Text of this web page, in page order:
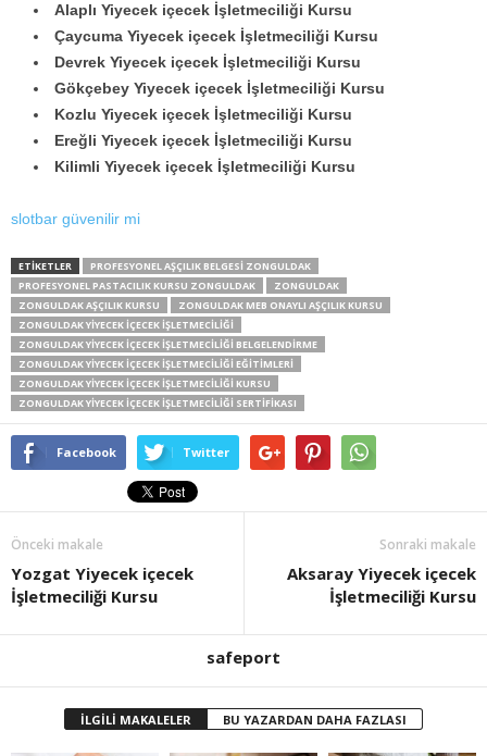
Alaplı Yiyecek içecek İşletmeciliği Kursu
Çaycuma Yiyecek içecek İşletmeciliği Kursu
Devrek Yiyecek içecek İşletmeciliği Kursu
Gökçebey Yiyecek içecek İşletmeciliği Kursu
Kozlu Yiyecek içecek İşletmeciliği Kursu
Ereğli Yiyecek içecek İşletmeciliği Kursu
Kilimli Yiyecek içecek İşletmeciliği Kursu
slotbar güvenilir mi
ETİKETLER
PROFESYONEL AŞÇILIK BELGESI ZONGULDAK
PROFESYONEL PASTACILIK KURSU ZONGULDAK
ZONGULDAK
ZONGULDAK AŞÇILIK KURSU
ZONGULDAK MEB ONAYLI AŞÇILIK KURSU
ZONGULDAK YIYECEK IÇECEK İŞLETMECILIĞI
ZONGULDAK YIYECEK IÇECEK İŞLETMECILIĞI BELGELENDIRME
ZONGULDAK YIYECEK IÇECEK İŞLETMECILIĞI EĞITIMLERI
ZONGULDAK YIYECEK IÇECEK İŞLETMECILIĞI KURSU
ZONGULDAK YIYECEK IÇECEK İŞLETMECILIĞI SERTIFIKASI
Facebook Twitter
Önceki makale
Yozgat Yiyecek içecek
İşletmeciliği Kursu
Sonraki makale
Aksaray Yiyecek içecek
İşletmeciliği Kursu
safeport
İLGİLİ MAKALELER BU YAZARDAN DAHA FAZLASI